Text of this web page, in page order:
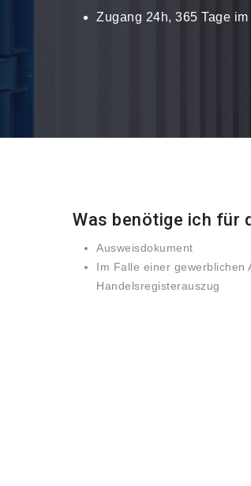
Zugang 24h, 365 Tage im
Was benötige ich für
Ausweisdokument
Im Falle einer gewerblichen
Handelsregisterauszug